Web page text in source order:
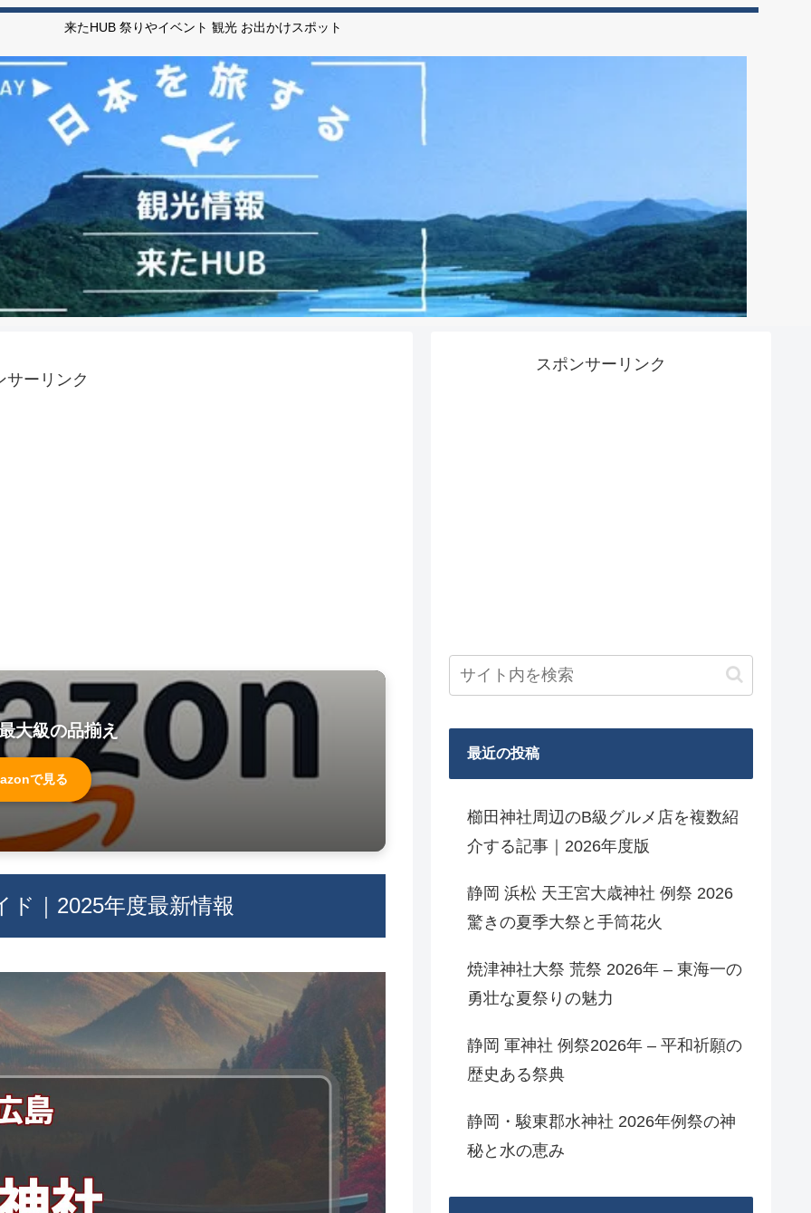
来たHUB 祭りやイベント 観光 お出かけスポット
サーリンク
大級の品揃え
で見る
｜2025年度最新情報
スポンサーリンク
最近の投稿
櫛田神社周辺のB級グルメ店を複数紹
介する記事｜2026年度版
静岡 浜松 天王宮大歳神社 例祭 2026
驚きの夏季大祭と手筒花火
焼津神社大祭 荒祭 2026年 – 東海一の
勇壮な夏祭りの魅力
静岡 軍神社 例祭2026年 – 平和祈願の
歴史ある祭典
静岡・駿東郡水神社 2026年例祭の神
秘と水の恵み